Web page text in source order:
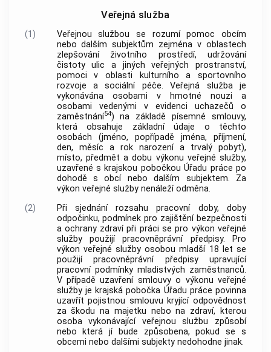
Veřejná služba
(1)
Veřejnou službou se rozumí pomoc obcím
nebo dalším subjektům zejména v oblastech
zlepšování životního prostředí, udržování
čistoty ulic a jiných veřejných prostranství,
pomoci v oblasti kulturního a sportovního
rozvoje a sociální péče. Veřejná služba je
vykonávána osobami v hmotné nouzi a
osobami vedenými v evidenci uchazečů o
zaměstnání54) na základě písemné smlouvy,
která obsahuje základní údaje o těchto
osobách (jméno, popřípadě jména, příjmení,
den, měsíc a rok narození a trvalý pobyt),
místo, předmět a dobu výkonu veřejné služby,
uzavřené s krajskou pobočkou Úřadu práce po
dohodě s obcí nebo dalším subjektem. Za
výkon veřejné služby nenáleží odměna.
(2)
Při sjednání rozsahu pracovní doby, doby
odpočinku, podmínek pro zajištění bezpečnosti
a ochrany zdraví při práci se pro výkon veřejné
služby použijí pracovněprávní předpisy. Pro
výkon veřejné služby osobou mladší 18 let se
použijí pracovněprávní předpisy upravující
pracovní podmínky mladistvých zaměstnanců.
V případě uzavření smlouvy o výkonu veřejné
služby je krajská pobočka Úřadu práce povinna
uzavřít pojistnou smlouvu kryjící odpovědnost
za škodu na majetku nebo na zdraví, kterou
osoba vykonávající veřejnou službu způsobí
nebo která jí bude způsobena, pokud se s
obcemi nebo dalšími subjekty nedohodne jinak.